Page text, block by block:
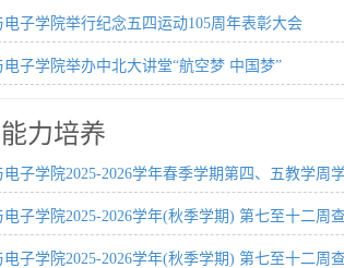
电子学院举行纪念五四运动105周年表彰大会
电子学院举办中北大讲堂“航空梦 中国梦”
力培养
电子学院2025-2026学年春季学期第四、五教学周
电子学院2025-2026学年(秋季学期) 第七至十二周
电子学院2025-2026学年(秋季学期) 第七至十二周